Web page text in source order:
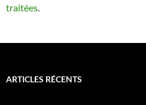
traitées.
ARTICLES RÉCENTS